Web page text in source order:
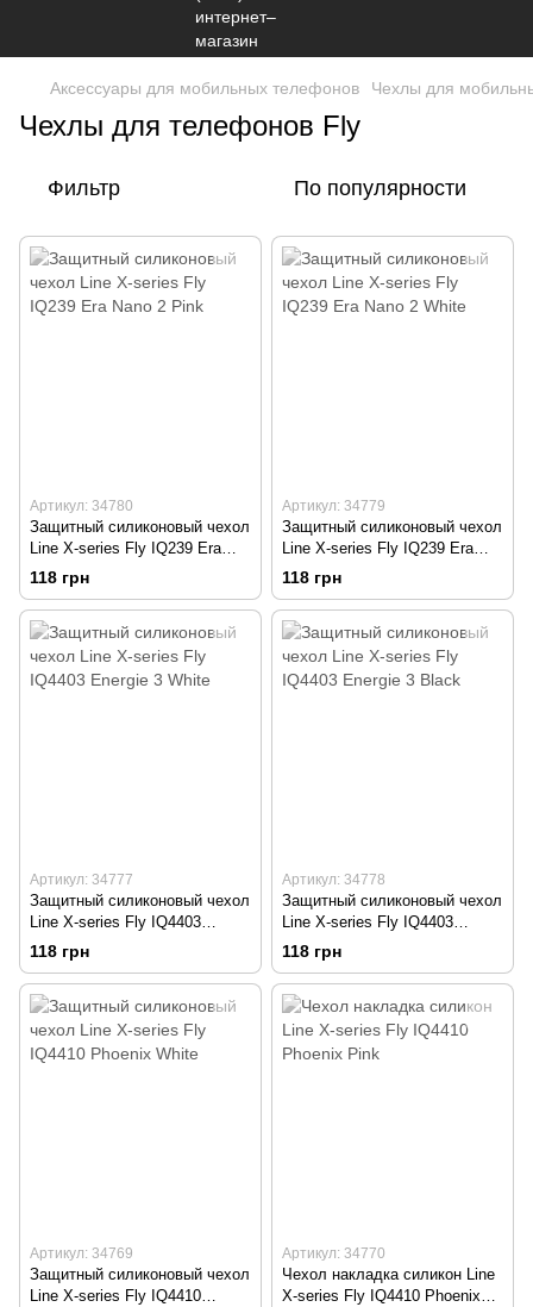
Аксессуары для мобильных телефонов Чехлы для
Чехлы для телефонов Fly
Фильтр По популярности
Артикул: 34780
Защитный силиконовый чехол
Line X-series Fly IQ239 Era
Nano 2 Pink
118 грн
Артикул: 34779
Защитный силиконовый чехол
Line X-series Fly IQ239 Era
Nano 2 White
118 грн
Артикул: 34777
Защитный силиконовый чехол
Line X-series Fly IQ4403
Energie 3 White
118 грн
Артикул: 34778
Защитный силиконовый чехол
Line X-series Fly IQ4403
Energie 3 Black
118 грн
Артикул: 34769
Защитный силиконовый чехол
Line X-series Fly IQ4410
Артикул: 34770
Чехол накладка силикон Line
X-series Fly IQ4410 Phoenix